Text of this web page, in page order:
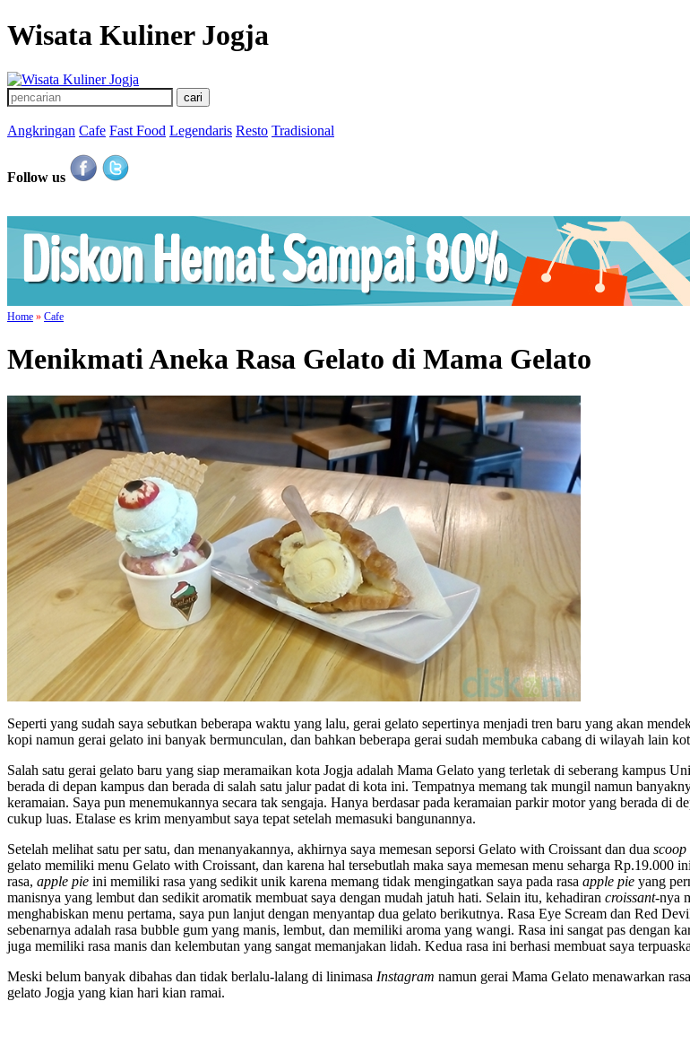
Wisata Kuliner Jogja
Angkringan Cafe Fast Food Legendaris Resto Tradisional
Follow us
Home » Cafe
Menikmati Aneka Rasa Gelato di Mama Gelato
Seperti yang sudah saya sebutkan beberapa waktu yang lalu, gerai gelato sepertinya menjadi tren baru yang akan
kopi namun gerai gelato ini banyak bermunculan, dan bahkan beberapa gerai sudah membuka cabang di wilayah lain
Salah satu gerai gelato baru yang siap meramaikan kota Jogja adalah Mama Gelato yang terletak di seberang kampus
berada di depan kampus dan berada di salah satu jalur padat di kota ini. Tempatnya memang tak mungil namun
keramaian. Saya pun menemukannya secara tak sengaja. Hanya berdasar pada keramaian parkir motor yang berada di
cukup luas. Etalase es krim menyambut saya tepat setelah memasuki bangunannya.
Setelah melihat satu per satu, dan menanyakannya, akhirnya saya memesan seporsi Gelato with Croissant dan dua scoop
gelato memiliki menu Gelato with Croissant, dan karena hal tersebutlah maka saya memesan menu seharga Rp.19.000
rasa, apple pie ini memiliki rasa yang sedikit unik karena memang tidak mengingatkan saya pada rasa apple pie yang
manisnya yang lembut dan sedikit aromatik membuat saya dengan mudah jatuh hati. Selain itu, kehadiran croissant-nya
menghabiskan menu pertama, saya pun lanjut dengan menyantap dua gelato berikutnya. Rasa Eye Scream dan Red
sebenarnya adalah rasa bubble gum yang manis, lembut, dan memiliki aroma yang wangi. Rasa ini sangat pas dengan
juga memiliki rasa manis dan kelembutan yang sangat memanjakan lidah. Kedua rasa ini berhasi membuat saya
Meski belum banyak dibahas dan tidak berlalu-lalang di linimasa Instagram namun gerai Mama Gelato menawarkan
gelato Jogja yang kian hari kian ramai.